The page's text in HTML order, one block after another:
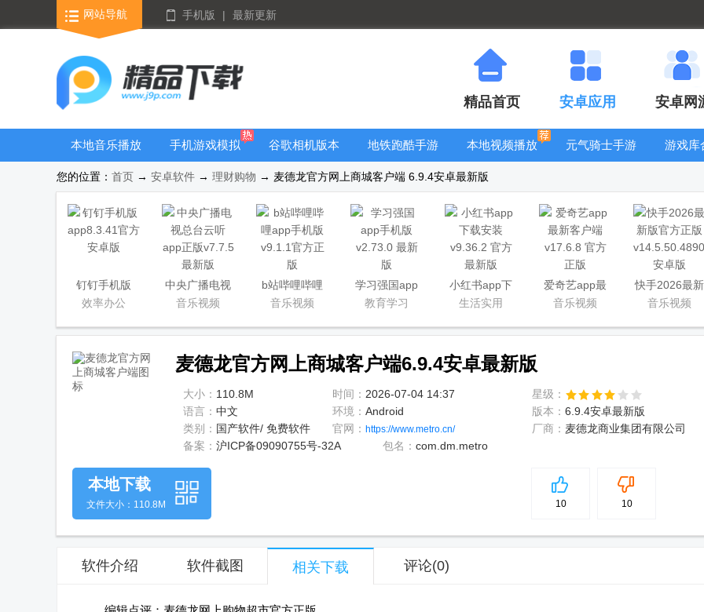
网站导航 手机版 | 最新更新
精品首页 安卓应用 安卓网
本地音乐播放
手机游戏模拟
器安卓版合集
谷歌相机版本
大全
地铁跑酷手游
大全
本地视频播放
元气骑士手游
游戏库
您的位置： 首页 → 安卓软件 → 理财购物 → 麦德龙官方网上商城客户端 6.9.4安卓最新版
钉钉手机版
app
效率办公
中央广播电视
总台云听app
音乐视频
b站哔哩哔哩
app手机版
音乐视频
学习强国app
手机版
教育学习
小红书app下
载安装
生活实用
爱奇艺app最
新客户端
音乐视频
快手2026最新
版官方正版
音乐视频
麦德龙官方网上商城客户端6.9.4安卓最新版
大小： 110.8M 时间： 2026-07-04 14:37
星级：
语言： 中文 环境： Android 版本： 6.9.4安卓最新版
类别： 国产软件/ 免费软件 官网： https://www.metro.cn/ 厂商： 麦德龙商业集团有限公司
备案： 沪ICP备09090755号-32A 包名： com.dm.metro
5
10 10
本地下载
文件大小：110.8M
软件介绍 软件截图 相关下载 评论(0)